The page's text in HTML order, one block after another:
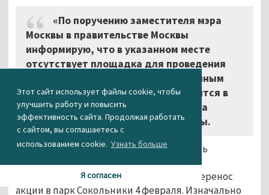
Этот сайт использует файлы cookie, чтобы
улучшить работу и повысить
эффективность сайта. Продолжая работать
с сайтом, вы соглашаетесь с
использованием cookie. Узнать больше
Я согласен
«По поручению заместителя мэра
Москвы в правительстве Москвы
информирую, что в указанном месте
отсутствует площадка для проведения
публичного мероприятия с заявленным
количеством участников», – говорится в
официальном ответе департамента
региональной безопасности Москвы.
Организаторы митинга намерены подать
уведомление в префектуру Восточного
административного округа Москвы на перенос
акции в парк Сокольники 4 февраля. Изначально